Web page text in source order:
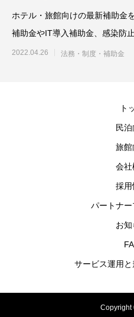
ホテル・旅館向けの最新補助金
補助金やIT導入補助金、感染防
コロナ対策に使える制
2022.04.26 法務・制度・補助金
ト
民泊
旅館
会社
採用
パートナ
お
サービス運用
Copyright